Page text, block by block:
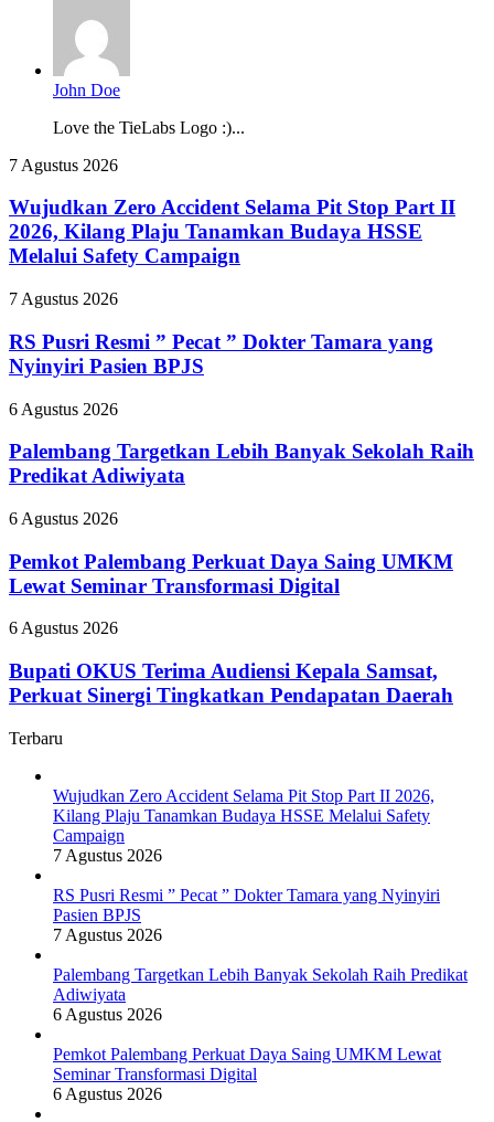
John Doe
Love the TieLabs Logo :)...
Wujudkan
Accident
Selama
Pit
Stop
II
Kilang
Plaju
Tanamkan
Budaya
HSSE
Melalui
Safety
Campaign
7 Agustus 2026
Wujudkan Zero Accident Selama Pit Stop Part II
2026, Kilang Plaju Tanamkan Budaya HSSE
Melalui Safety Campaign
RS
Resmi
”
Pecat
Dokter
yang
Nyinyiri
BPJS
7 Agustus 2026
RS Pusri Resmi ” Pecat ” Dokter Tamara yang
Nyinyiri Pasien BPJS
Palembang
Lebih
Banyak
Sekolah
Predikat
6 Agustus 2026
Palembang Targetkan Lebih Banyak Sekolah Raih
Predikat Adiwiyata
Pemkot
Perkuat
Daya
Saing
Lewat
Transformasi
Digital
6 Agustus 2026
Pemkot Palembang Perkuat Daya Saing UMKM
Lewat Seminar Transformasi Digital
Bupati
Terima
Audiensi
Kepala
Perkuat
Tingkatkan
Pendapatan
Daerah
6 Agustus 2026
Bupati OKUS Terima Audiensi Kepala Samsat,
Perkuat Sinergi Tingkatkan Pendapatan Daerah
Terbaru
Wujudkan Zero Accident Selama Pit Stop Part II 2026,
Kilang Plaju Tanamkan Budaya HSSE Melalui Safety
Campaign
7 Agustus 2026
RS Pusri Resmi ” Pecat ” Dokter Tamara yang Nyinyiri
Pasien BPJS
7 Agustus 2026
Palembang Targetkan Lebih Banyak Sekolah Raih Predikat
Adiwiyata
6 Agustus 2026
Pemkot Palembang Perkuat Daya Saing UMKM Lewat
Seminar Transformasi Digital
6 Agustus 2026